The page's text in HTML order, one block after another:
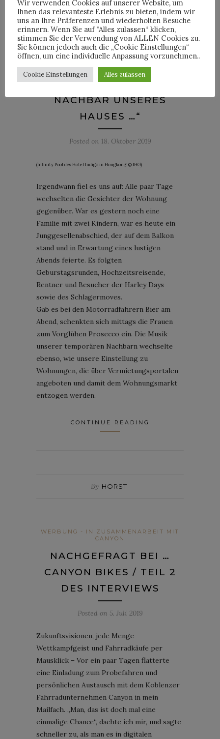
ANZEIGE - IN KOOPERATION MIT HOTEL
INDIGO
„DER TRAUMGAST WÄRE
EIN EINHEIMISCHER, EIN
NACHBAR UNSERES
HAUSES …“
Posted on 18. Oktober 2019
(Infinity Pool des Hotel Indigo in Hongkong; © IHG)
Irgendwann fiel es uns auf: Alle paar Tage
wechselten die Gesichter der Wohnung
gegenüber. War es gestern noch eine
Familie mit zwei Kindern, war es heute ein
Junggesellenabschied, der auf dem Balkon
stand und in Erwartung eines lustigen
Abends feierte. Es folgten
Geburstagsrunden, Hochzeitsreisende,
Rentner und Besucher der Harley Days
sowie des Schlagermoves.
Gab es bei den Motorradfahrern Bier am
Abend, schenkten sich mittags die Frauen
zum Vorglühen Prosecco ein. Die Musik
unserer temporären Nachbarn wechselte
ebenso, wie unsere Einstellung zu
Wohnungen, die über Vermietungsportalen
angeboten und damit dem Wohnungsmarkt
entzogen werden.
CONTINUE READING
By HORST
WERBUNG - IN ZUSAMMENARBEIT MIT
CANYON
NACHGEFRAGT BEI …
CANYON BIKES / TEIL 2
DES INTERVIEWS
Posted on 5. Juli 2019
Zukunftsvisionen, jede Menge
Wettkampfgeist und Fahrradkäufe per
Mausklick – Vor ein paar Tagen flatterte
eine Einladung zum Probefahren und
persönlichen Austausch mit dem Koblenzer
Fahrradunternehmen Canyon in mein
Mailfach. „Man, das ist doch mal eine
einmalige Chance“, dachte ich mir, und sagte
schneller zu, als man es in digitalen
Wir verwenden Cookies auf unserer Website, um
Ihnen das relevanteste Erlebnis zu bieten, indem wir
uns an Ihre Präferenzen und wiederholten Besuche
erinnern. Wenn Sie auf "Alles zulassen“ klicken,
stimmen Sie der Verwendung von ALLEN Cookies zu.
Sie können jedoch auch die „Cookie Einstellungen“
öffnen, um eine individuelle Anpassung vorzunehmen..
Cookie Einstellungen Alles zulassen